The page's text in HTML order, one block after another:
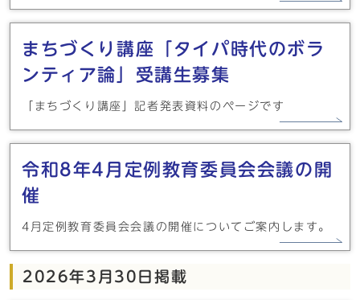
まちづくり講座「タイパ時代のボラ
ンティア論」受講生募集
「まちづくり講座」記者発表資料のページです
令和8年4月定例教育委員会会議の開
催
4月定例教育委員会会議の開催についてご案内します。
2026年3月30日掲載